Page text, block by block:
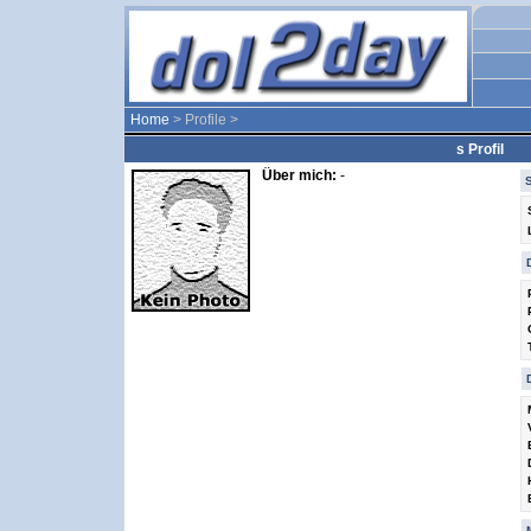
Home > Profile >
s Profil
Über mich: -